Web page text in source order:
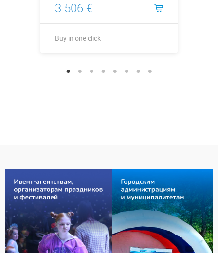
3 506 €
Buy in one click